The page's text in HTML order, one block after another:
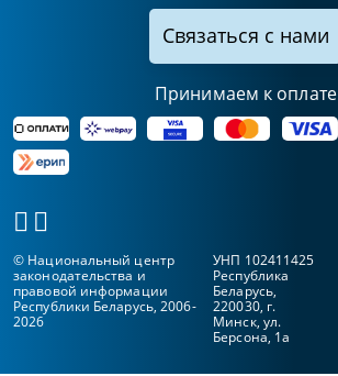
Связаться с нами
Принимаем к оплате
© Национальный центр
законодательства и
правовой информации
Республики Беларусь, 2006-
2026
УНП 102411425
Республика
Беларусь,
220030, г.
Минск, ул.
Берсона, 1а